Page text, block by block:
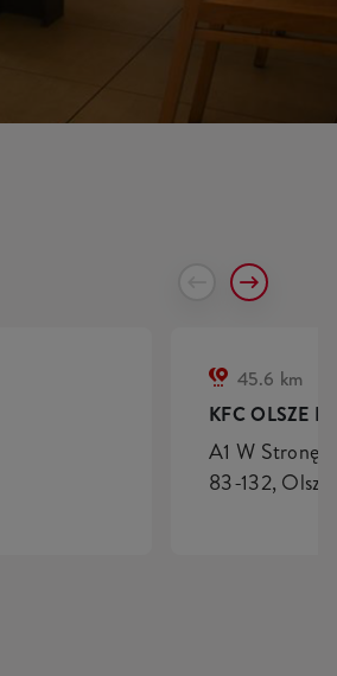
KFC OLSZE
A1 W Stronę
83-132, Olsze
45.6 km